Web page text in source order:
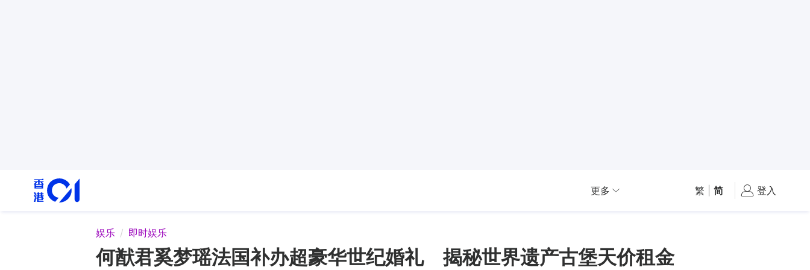
更多 繁 简 登入
娱乐 即时娱乐
何猷君奚梦瑶法国补办超豪华世纪婚礼 揭秘世界遗产古堡天价租金